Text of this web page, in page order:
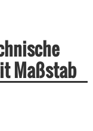
Maßstab